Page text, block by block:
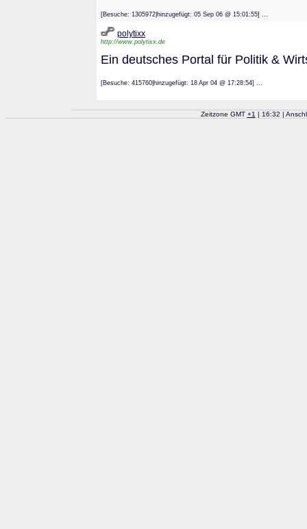
[Besuche: 1305972|hinzugefügt: 05 Sep 06 @ 15:01:55] ...
polytixx
http://www.polytixx.de
Ein deutsches Portal für Politik &
[Besuche: 415760|hinzugefügt: 18 Apr 04 @ 17:28:54] ...
Zeitzone GMT +1 | 16:32 |